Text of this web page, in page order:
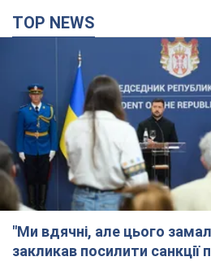
TOP NEWS
"Ми вдячні, але цього
закликав посилити санкції